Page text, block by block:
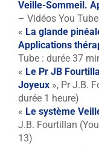
Veille-Sommeil.
– Vidéos You
« La glande
Applications
Tube : durée 37
« Le Pr JB
Joyeux », Pr J.B.
durée 1 heure)
« Le système
J.B. Fourtillan
13)